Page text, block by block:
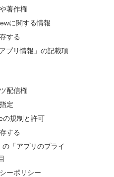
著作権
に関する情報
する
プリ情報」の記載項
配信権
定
の規制と許可
する
の「アプリのプライ
ーポリシー